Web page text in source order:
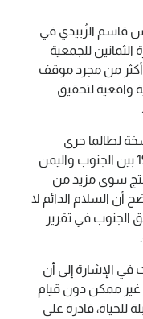
قاسم الزُبيدي في
للجمعية
أكثر من مجرد موقف
واقعية لتحقيق
لطالما جرى
تجاهلها: إن مشروع وحدة عام 1990 بين الجنوب واليمن
سوى مزيد من
أن السلام الدائم لا
الجنوب في تقرير
في الإشارة إلى أن
غير ممكن دون قيام
للحياة، قادرة على